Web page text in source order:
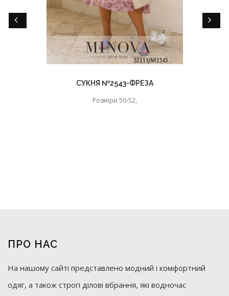
СУКНЯ №2543-ФРЕЗА
Розміри 50-52,
ПРО НАС
На нашому сайті представлено модний і комфортний
одяг, а також строгі ділові вбрання, які водночас